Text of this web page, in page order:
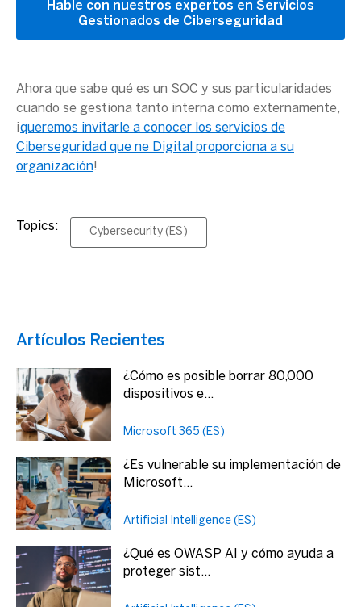
Hable con nuestros expertos en Servicios
Gestionados de Ciberseguridad
Ahora que sabe qué es un SOC y sus particularidades
cuando se gestiona tanto interna como externamente,
¡queremos invitarle a conocer los servicios de
Ciberseguridad que ne Digital proporciona a su
organización!
Topics: Cybersecurity (ES)
Artículos Recientes
¿Cómo es posible borrar 80,000
dispositivos e...
Microsoft 365 (ES)
¿Es vulnerable su implementación de
Microsoft...
Artificial Intelligence (ES)
¿Qué es OWASP AI y cómo ayuda a
proteger sist...